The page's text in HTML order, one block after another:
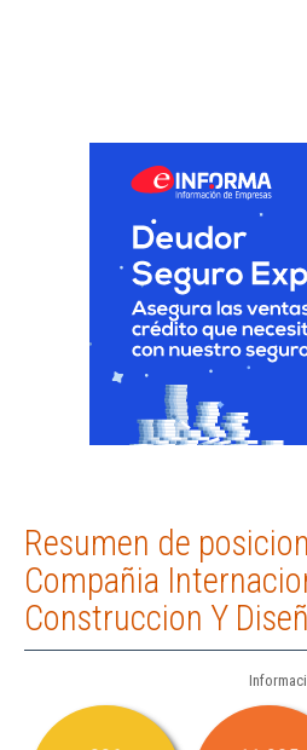
Resumen de
Compañia
Construccion Y